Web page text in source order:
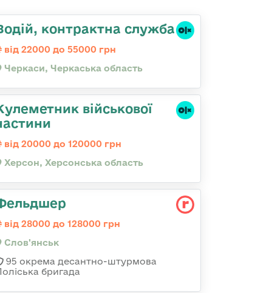
контрактна служба
від 22000 до 55000 грн
Черкаси, Черкаська область
військової
від 20000 до 120000 грн
Херсон, Херсонська область
від 28000 до 128000 грн
Слов'янськ
95 окрема десантно-штурмова
бригада